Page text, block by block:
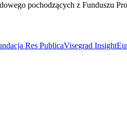
pochodzących z Funduszu
Res PublicaVisegrad Insight